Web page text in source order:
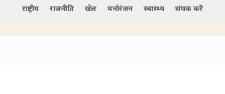
राष्ट्रीय राजनीति खेल मनोरंजन स्वास्थ्य संपर्क करें